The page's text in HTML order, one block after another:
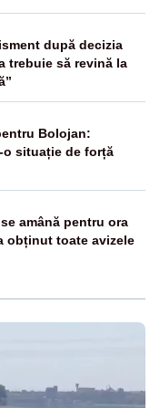
după decizia
trebuie să revină la
Bolojan:
o situație de forță
amână pentru ora
obținut toate avizele